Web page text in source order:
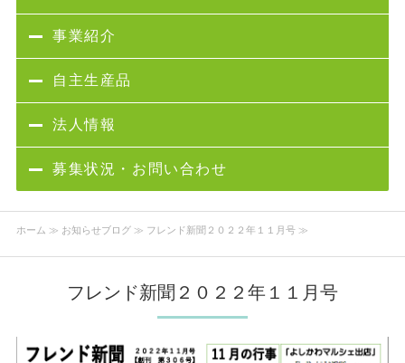
事業紹介
自主生産品
法人情報
募集状況・お問い合わせ
ホーム ≫ お知らせブログ≫ フレンド新聞２０２２年１１月号 ≫
フレンド新聞２０２２年１１月号